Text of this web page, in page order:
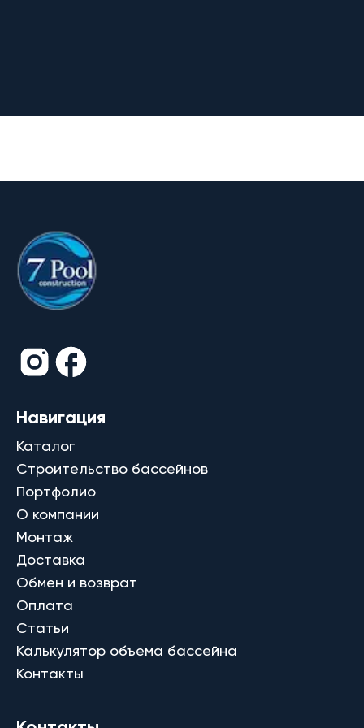
Навигация
Каталог
Строительство бассейнов
Портфолио
О компании
Монтаж
Доставка
Обмен и возврат
Оплата
Статьи
Калькулятор объема бассейна
Контакты